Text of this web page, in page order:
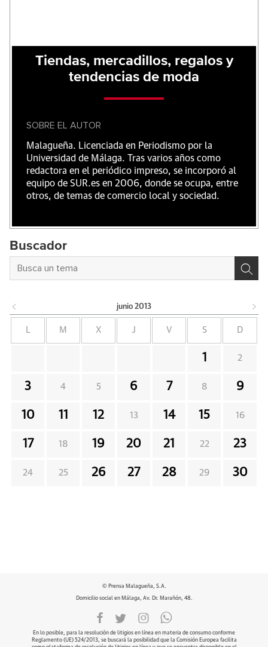
Tiendas, mercadillos, regalos y
tendencias de moda
SOBRE EL AUTOR
Malagueña. Licenciada en Periodismo por la
Universidad de Málaga. Tras varios años como
redactora en el periódico impreso, se incorporó al
equipo de SUR.es en 2006, donde se ocupa, entre
otros, de temas de comercio local y sociedad.
Buscador
junio 2013
L M X J V S D
1 2
3 4 5 6 7 8 9
10 11 12 13 14 15 16
17 18 19 20 21 22 23
24 25 26 27 28 29 30
© Prensa Malagueña, S.A.
Domicilio social en Málaga, Av. Dr. Marañón, 48.
En lo posible, para la resolución de litigios en línea en materia de consumo conforme
Reglamento (UE) 524/2013, se buscará la posibilidad que la Comisión Europea facilita